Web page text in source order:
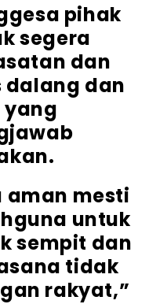
pihak
segera
dan
dalang dan
yang
aman mesti
untuk
sempit dan
tidak
rakyat,”